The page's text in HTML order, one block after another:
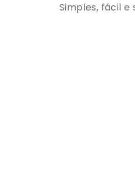
Simples, fácil